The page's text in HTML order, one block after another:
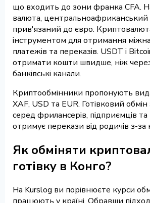
що входить до зони франка CFA.
валюта,
прив'язаний до євро.
інструментом для отримання
платежів та переказів. USDT і
отримати кошти швидше, ніж
банківські канали.
Криптообмінники пропонують
XAF, USD та EUR. Готівковий
серед фрилансерів, підприємців
отримує перекази від родичів з-за
Як обміняти
готівку в Конго?
На Kurslog ви порівнюєте курси